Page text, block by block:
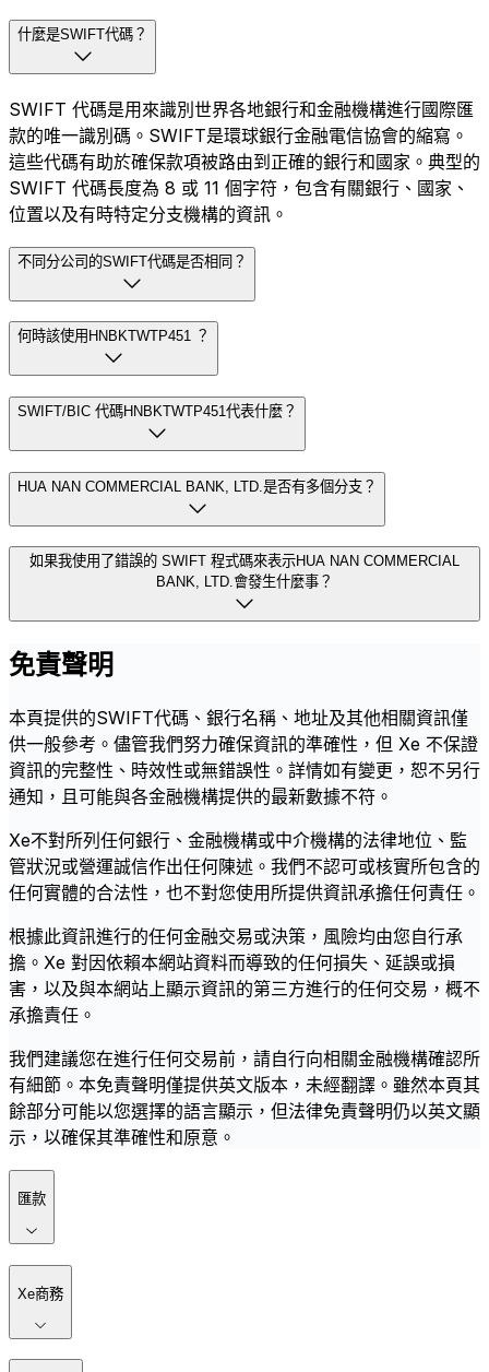
什麼是SWIFT代碼？
SWIFT 代碼是用來識別世界各地銀行和金融機構進行國際匯
款的唯一識別碼。SWIFT是環球銀行金融電信協會的縮寫。
這些代碼有助於確保款項被路由到正確的銀行和國家。典型的
SWIFT 代碼長度為 8 或 11 個字符，包含有關銀行、國家、
位置以及有時特定分支機構的資訊。
不同分公司的SWIFT代碼是否相同？
何時該使用HNBKTWTP451 ？
SWIFT/BIC 代碼HNBKTWTP451代表什麼？
HUA NAN COMMERCIAL BANK, LTD.是否有多個分支？
如果我使用了錯誤的 SWIFT 程式碼來表示HUA NAN COMMERCIAL
BANK, LTD.會發生什麼事？
免責聲明
本頁提供的SWIFT代碼、銀行名稱、地址及其他相關資訊僅
供一般參考。儘管我們努力確保資訊的準確性，但 Xe 不保證
資訊的完整性、時效性或無錯誤性。詳情如有變更，恕不另行
通知，且可能與各金融機構提供的最新數據不符。
Xe不對所列任何銀行、金融機構或中介機構的法律地位、監
管狀況或營運誠信作出任何陳述。我們不認可或核實所包含的
任何實體的合法性，也不對您使用所提供資訊承擔任何責任。
根據此資訊進行的任何金融交易或決策，風險均由您自行承
擔。Xe 對因依賴本網站資料而導致的任何損失、延誤或損
害，以及與本網站上顯示資訊的第三方進行的任何交易，概不
承擔責任。
我們建議您在進行任何交易前，請自行向相關金融機構確認所
有細節。本免責聲明僅提供英文版本，未經翻譯。雖然本頁其
餘部分可能以您選擇的語言顯示，但法律免責聲明仍以英文顯
示，以確保其準確性和原意。
匯款
Xe商務